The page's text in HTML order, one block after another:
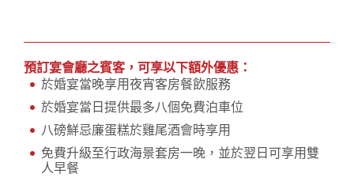
預訂宴會廳之賓客，可享以下額外優惠：
於婚宴當晚享用夜宵客房餐飲服務
於婚宴當日提供最多八個免費泊車位
八磅鮮忌廉蛋糕於雞尾酒會時享用
免費升級至行政海景套房一晚，並於翌日可享用雙
人早餐